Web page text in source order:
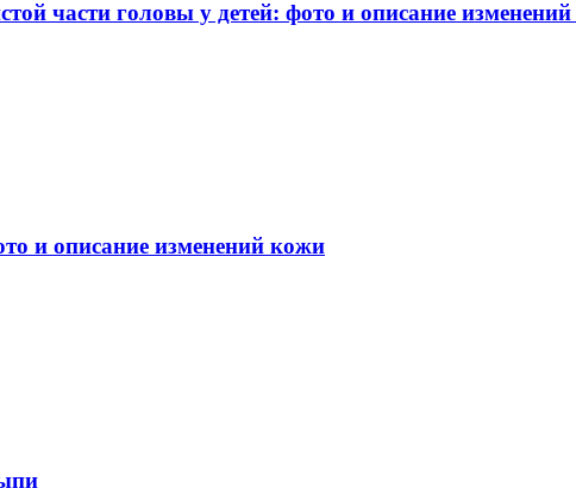
части головы у детей: фото и описание
и описание изменений кожи